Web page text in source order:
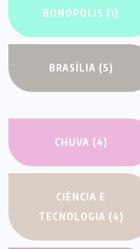
BONÓPOLIS (1)
BRASÍLIA (5)
CHUVA (4)
CIÊNCIA E
TECNOLOGIA (4)